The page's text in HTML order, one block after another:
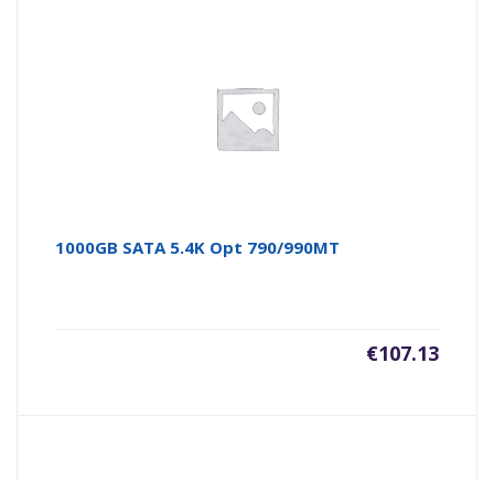
1000GB SATA 5.4K Opt 790/990MT
€107.13